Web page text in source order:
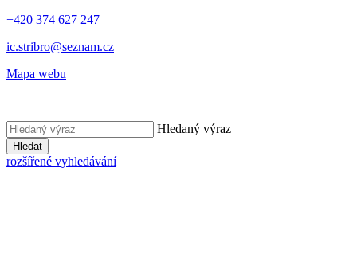
+420 374 627 247
ic.stribro@seznam.cz
Mapa webu
Hledaný výraz
Hledat
rozšířené vyhledávání